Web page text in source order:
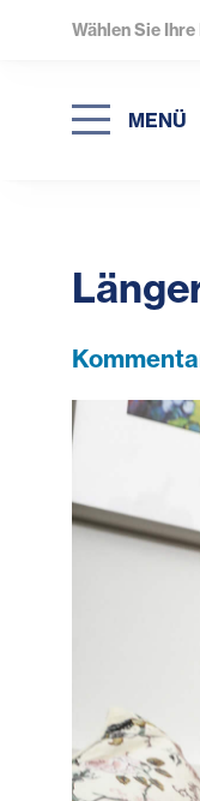
Wählen Sie
MENÜ